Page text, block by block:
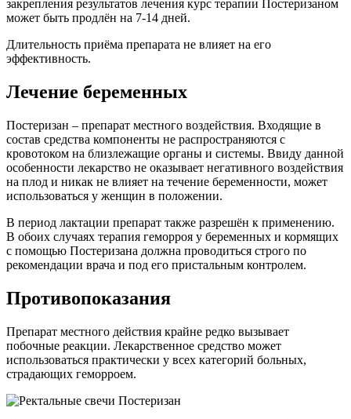
закрепления результатов лечения курс терапии Постеризаном
может быть продлён на 7-14 дней.
Длительность приёма препарата не влияет на его
эффективность.
Лечение беременных
Постеризан – препарат местного воздействия. Входящие в
состав средства компоненты не распространяются с
кровотоком на близлежащие органы и системы. Ввиду данной
особенности лекарство не оказывает негативного воздействия
на плод и никак не влияет на течение беременности, может
использоваться у женщин в положении.
В период лактации препарат также разрешён к применению.
В обоих случаях терапия геморроя у беременных и кормящих
с помощью Постеризана должна проводиться строго по
рекомендации врача и под его пристальным контролем.
Противопоказания
Препарат местного действия крайне редко вызывает
побочные реакции. Лекарственное средство может
использоваться практически у всех категорий больных,
страдающих геморроем.